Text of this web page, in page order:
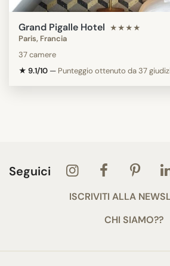
Grand Pigalle Hotel ★★★★
Paris, Francia
37 camere
★ 9.1/10 — Punteggio ottenuto da 37
Seguici
ISCRIVITI ALLA
CHI SIAMO??